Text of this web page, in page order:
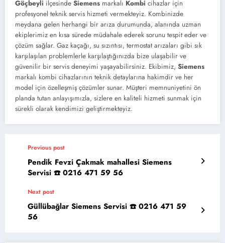
Göçbeyli ilçesinde Siemens markalı Kombi cihazlar için
profesyonel teknik servis hizmeti vermekteyiz. Kombinizde
meydana gelen herhangi bir arıza durumunda, alanında uzman
ekiplerimiz en kısa sürede müdahale ederek sorunu tespit eder ve
çözüm sağlar. Gaz kaçağı, su sızıntısı, termostat arızaları gibi sık
karşılaşılan problemlerle karşılaştığınızda bize ulaşabilir ve
güvenilir bir servis deneyimi yaşayabilirsiniz. Ekibimiz, Siemens
markalı kombi cihazlarının teknik detaylarına hakimdir ve her
model için özelleşmiş çözümler sunar. Müşteri memnuniyetini ön
planda tutan anlayışımızla, sizlere en kaliteli hizmeti sunmak için
sürekli olarak kendimizi geliştirmekteyiz.
Previous post
Pendik Fevzi Çakmak mahallesi Siemens
Servisi ☎️ 0216 471 59 56
Next post
Güllübağlar Siemens Servisi ☎️ 0216 471 59
56